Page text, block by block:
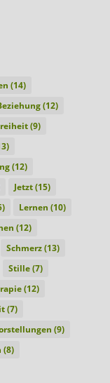
(14)
(12)
(9)
(12)
Jetzt(15)
Lernen (10)
(12)
Schmerz(13)
Stille(7)
(12)
(7)
(9)
(8)